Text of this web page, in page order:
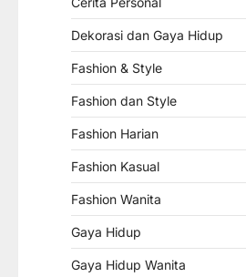
Dekorasi dan Gaya Hidup
Fashion & Style
Fashion dan Style
Fashion Harian
Fashion Kasual
Fashion Wanita
Gaya Hidup
Gaya Hidup Wanita